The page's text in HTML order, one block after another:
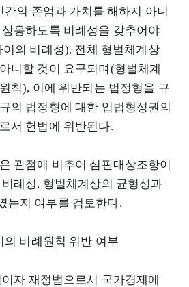
의 존엄과 가치를 해하지 아니
응하도록 비례성을 갖추어야
의 비례성), 전체 형벌체계상
니할 것이 요구되며(형벌체계
칙), 이에 위반되는 법정형을 규
의 법정형에 대한 입법형성권의
서 헌법에 위반된다.
관점에 비추어 심판대상조항이
례성, 형벌체계상의 균형성과
는지 여부를 검토한다.
의 비례원칙 위반 여부
자 재정범으로서 국가경제에